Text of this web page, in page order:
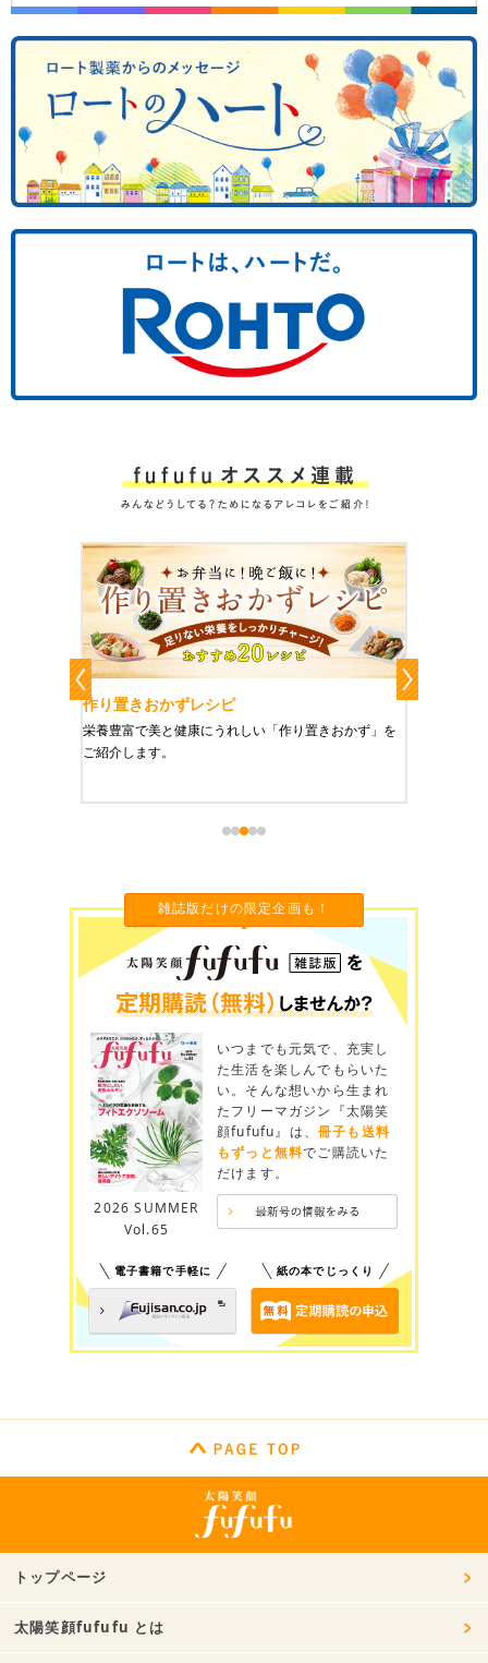
作り置きおかずレシピ
栄養豊富で美と健康にうれしい「作り置きおかず」を
ご紹介します。
雑誌版だけの限定企画も！
2026 SUMMER
Vol.65
いつまでも元気で、充実し
た生活を楽しんでもらいた
い。そんな想いから生まれ
たフリーマガジン『太陽笑
顔fufufu』は、 冊子も送料
もずっと無料でご購読いた
だけます。
電子書籍で手軽に 紙の本でじっくり
トップページ
太陽笑顔fufufu とは